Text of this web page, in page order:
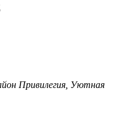
Привилегия, Уютная